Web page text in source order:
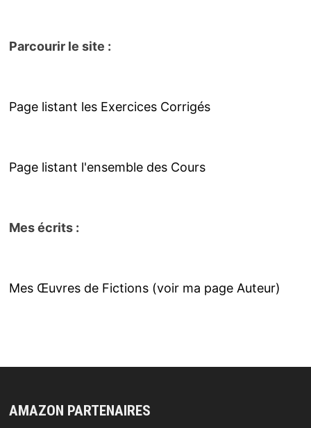
Parcourir le site :
Page listant les Exercices Corrigés
Page listant l'ensemble des Cours
Mes écrits :
Mes Œuvres de Fictions (voir ma page Auteur)
AMAZON PARTENAIRES